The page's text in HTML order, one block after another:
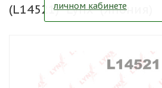
(L14521) "Lynx" (Япония)
личном кабинете